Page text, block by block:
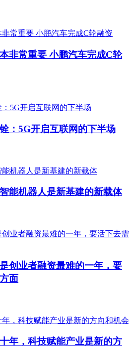
非常重要 小鹏汽车完成C轮
：5G开启互联网的下半场
能机器人是新基建的新载体
创业者融资最难的一年，要
面
年，科技赋能产业是新的方